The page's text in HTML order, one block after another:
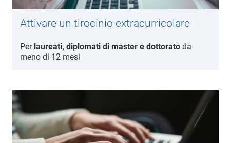
Attivare un tirocinio extracurricolare
Per laureati, diplomati di master e dottorato da
meno di 12 mesi